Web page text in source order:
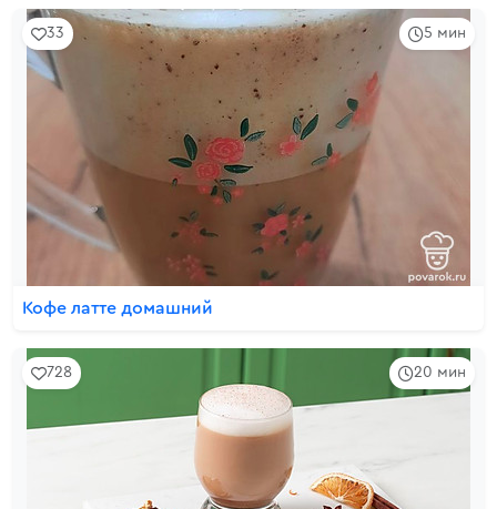
5 мин
33
Кофе латте домашний
20 мин
728